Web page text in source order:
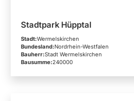
Stadtpark Hüpptal
Stadt:Wermelskirchen
Bundesland:Nordrhein-Westfalen
Bauherr:Stadt Wermelskirchen
Bausumme:240000